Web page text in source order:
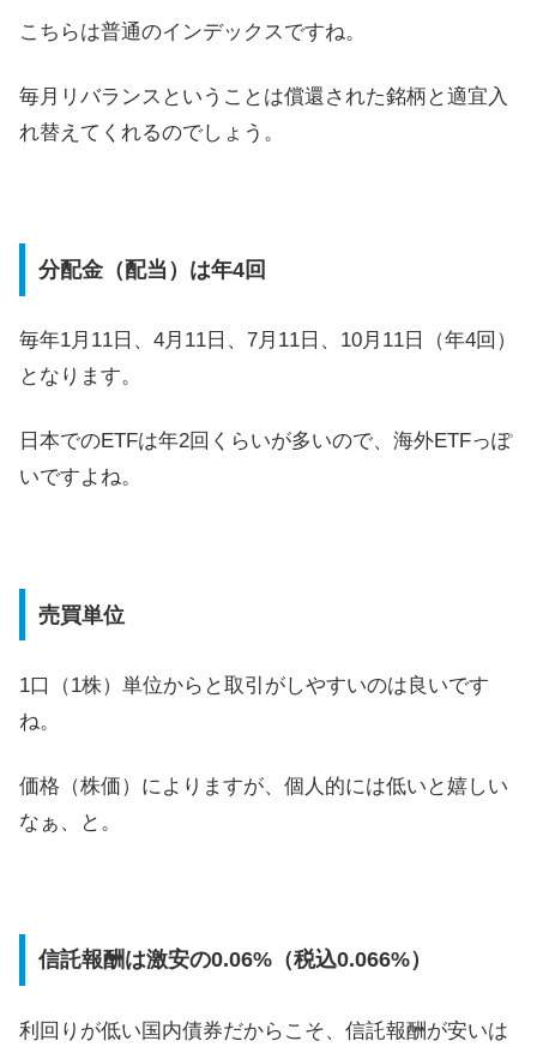
こちらは普通のインデックスですね。
毎月リバランスということは償還された銘柄と適宜入
れ替えてくれるのでしょう。
分配金（配当）は年4回
毎年1月11日、4月11日、7月11日、10月11日（年4回）
となります。
日本でのETFは年2回くらいが多いので、海外ETFっぽ
いですよね。
売買単位
1口（1株）単位からと取引がしやすいのは良いです
ね。
価格（株価）によりますが、個人的には低いと嬉しい
なぁ、と。
信託報酬は激安の0.06%（税込0.066%）
利回りが低い国内債券だからこそ、信託報酬が安いは